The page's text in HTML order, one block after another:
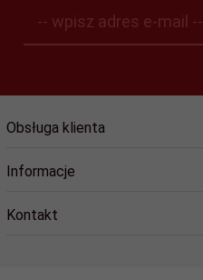
-- wpisz adres e-mail --
Obsługa klienta
Informacje
Kontakt